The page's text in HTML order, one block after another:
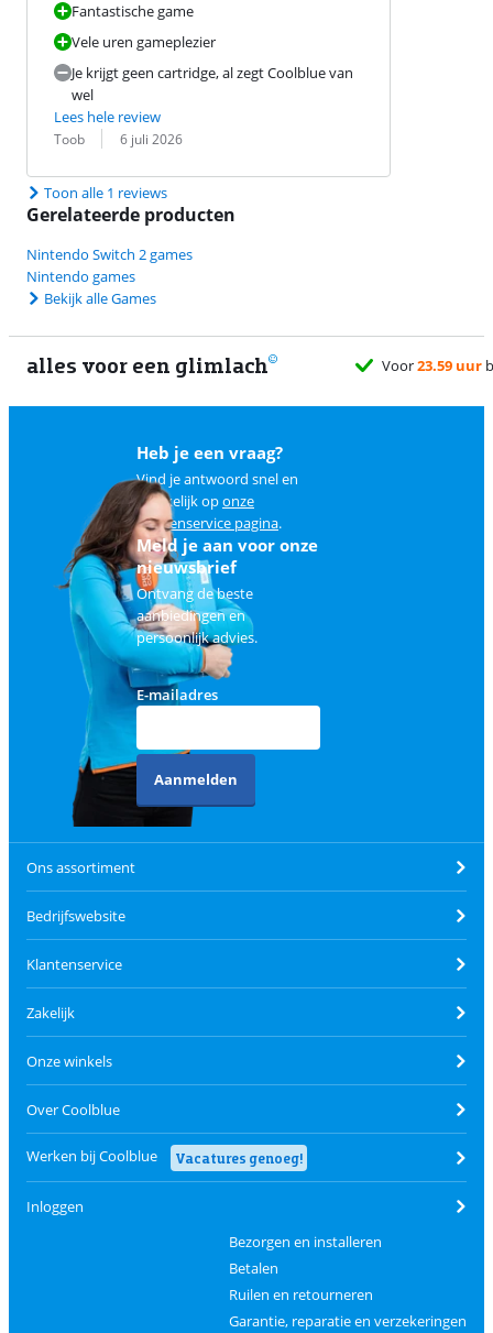
Fantastische game
Vele uren gameplezier
Je krijgt geen cartridge, al zegt Coolblue van
wel
Lees hele review
Beoordeling door:
Toob
Datum: 6 juli 2026
Toon alle 1 reviews
Gerelateerde producten
Nintendo Switch 2 games
Nintendo games
Bekijk alle Games
alles voor een glimlach Voor23.59 uur
Heb je een vraag?
Vind je antwoord snel en
makkelijk oponze
klantenservice pagina.
Meld je aan voor onze
nieuwsbrief
Ontvang de beste
aanbiedingen en
persoonlijk advies.
E-mailadres
Aanmelden
Ons assortiment
Bedrijfswebsite
Klantenservice
Zakelijk
Onze winkels
Over Coolblue
Werken bij Coolblue Vacatures genoeg!
Inloggen
Bezorgen en installeren
Betalen
Ruilen en retourneren
Garantie, reparatie en verzekeringen